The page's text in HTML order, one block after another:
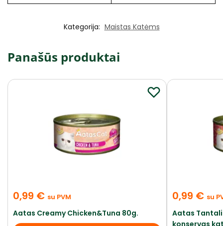
Kategorija: Maistas Katėms
Panašūs produktai
0,99 € su PVM
Aatas Creamy Chicken&Tuna 80g.
0,99 € su
Aatas
konservas